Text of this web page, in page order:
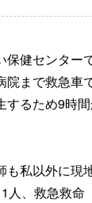
保健センター
院まで救急車
するため9時
も私以外に現
人、救急救命